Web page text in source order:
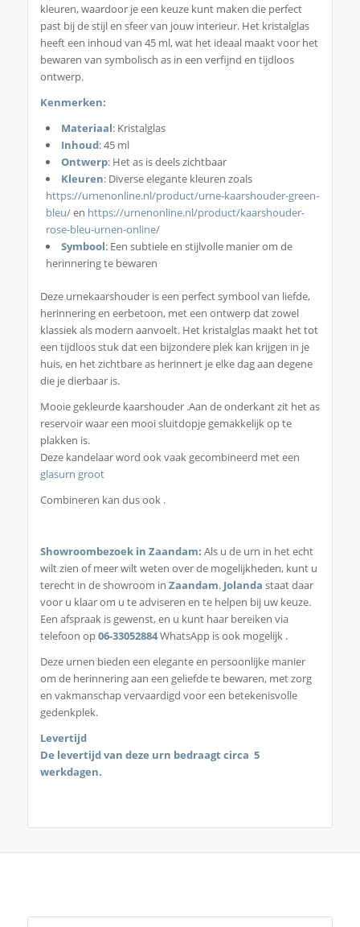
kleuren, waardoor je een keuze kunt maken die perfect
past bij de stijl en sfeer van jouw interieur. Het kristalglas
heeft een inhoud van 45 ml, wat het ideaal maakt voor het
bewaren van symbolisch as in een verfijnd en tijdloos
ontwerp.
Kenmerken:
Materiaal: Kristalglas
Inhoud: 45 ml
Ontwerp: Het as is deels zichtbaar
Kleuren: Diverse elegante kleuren zoals
https://urnenonline.nl/product/urne-kaarshouder-green-
bleu/en https://urnenonline.nl/product/kaarshouder-
rose-bleu-urnen-online/
Symbool: Een subtiele en stijlvolle manier om de
herinnering te bewaren
Deze urnekaarshouder is een perfect symbool van liefde,
herinnering en eerbetoon, met een ontwerp dat zowel
klassiek als modern aanvoelt. Het kristalglas maakt het tot
een tijdloos stuk dat een bijzondere plek kan krijgen in je
huis, en het zichtbare as herinnert je elke dag aan degene
die je dierbaar is.
Mooie gekleurde kaarshouder .Aan de onderkant zit het as
reservoir waar een mooi sluitdopje gemakkelijk op te
plakken is.
Deze kandelaar word ook vaak gecombineerd met een
glasurn groot
Combineren kan dus ook .
Showroombezoek in Zaandam: Als u de urn in het echt
wilt zien of meer wilt weten over de mogelijkheden, kunt u
terecht in de showroom in Zaandam. Jolanda staat daar
voor u klaar om u te adviseren en te helpen bij uw keuze.
Een afspraak is gewenst, en u kunt haar bereiken via
telefoon op06-33052884WhatsApp is ook mogelijk .
Deze urnen bieden een elegante en persoonlijke manier
om de herinnering aan een geliefde te bewaren, met zorg
en vakmanschap vervaardigd voor een betekenisvolle
gedenkplek.
Levertijd
De levertijd van deze urn bedraagt circa 5
werkdagen.